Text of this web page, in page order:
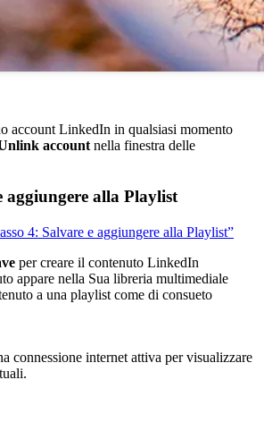
account LinkedIn in qualsiasi momento
account nella finestra delle
aggiungere alla Playlist
4: Salvare e aggiungere alla Playlist”
per creare il contenuto LinkedIn
appare nella Sua libreria multimediale
a una playlist come di consueto
connessione internet attiva per visualizzare